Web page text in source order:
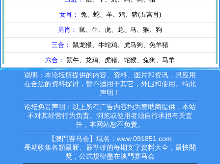
说明：本论坛所提供的内容、资料、图片和资讯，只应用
在合法的资料探讨，暂不适用于其它，外围和使用。特此
声明！
论坛免责声明：以上所有广告内容均为赞助商提供，本站
不对其经营行为负责。浏览或使用者须自行承担有关责
任，本网站恕不负责。
【澳門赛马会】域名：www.091851.com
長期收集各類最新、最準確的每期文字資料大全，最快開
獎，公式規律盡在澳門赛马会